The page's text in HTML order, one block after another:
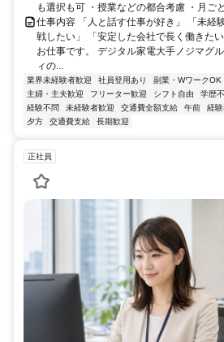
も選択も可 ・授業などの都合考慮 ・月ご
仕事内容 「人と話す仕事が好き」 「未経
戦したい」 「安定した会社で長く働きた
お仕事です。 デジタル家電大手ノジマグ
ィの...
業界未経験者歓迎 社員登用あり 副業・WワークOK
主婦・主夫歓迎
フリーター歓迎 シフト自由 学歴
経験不問
未経験者歓迎 交通費全額支給 午前 経
夕方
交通費支給 長期歓迎
正社員